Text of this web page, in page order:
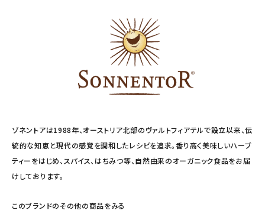
ゾネントアは1988年、オーストリア北部のヴァルトフィアテルで設立以来、伝
統的な知恵と現代の感覚を調和したレシピを追求。香り高く美味しいハーブ
ティーをはじめ、スパイス、はちみつ等、自然由来のオーガニック食品をお届
けしております。
このブランドのその他の商品をみる